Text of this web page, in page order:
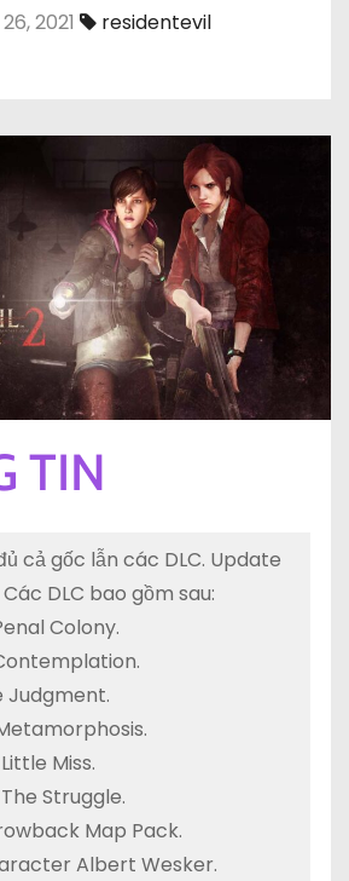
2021 residentevil
TIN
cả gốc lẫn các DLC. Update
DLC bao gồm sau:
Colony.
Judgment.
Miss.
Struggle.
Map Pack.
Albert Wesker.